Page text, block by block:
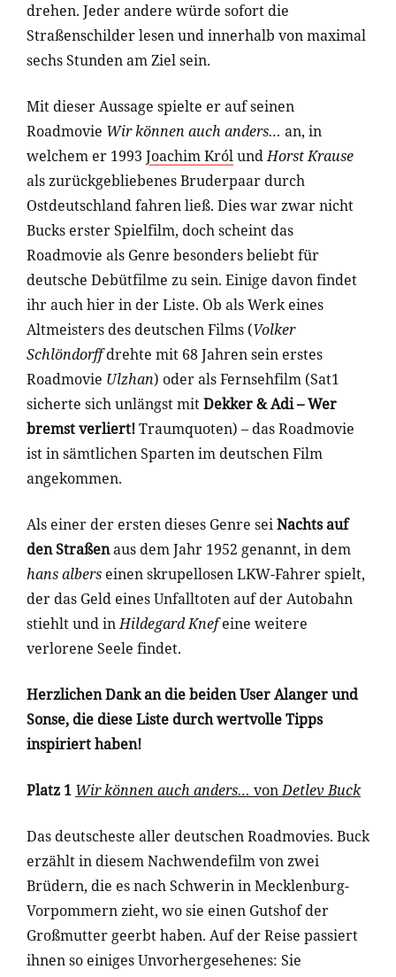
drehen. Jeder andere würde sofort die
Straßenschilder lesen und innerhalb von maximal
sechs Stunden am Ziel sein.
Mit dieser Aussage spielte er auf seinen
Roadmovie Wir können auch anders… an, in
welchem er 1993 Joachim KrólundHorst Krause
als zurückgebliebenes Bruderpaar durch
Ostdeutschland fahren ließ. Dies war zwar nicht
Bucks erster Spielfilm, doch scheint das
Roadmovie als Genre besonders beliebt für
deutsche Debütfilme zu sein. Einige davon findet
ihr auch hier in der Liste. Ob als Werk eines
Altmeisters des deutschen Films (Volker
Schlöndorffdrehte mit 68 Jahren sein erstes
Roadmovie Ulzhan) oder als Fernsehfilm (Sat1
sicherte sich unlängst mitDekker & Adi – Wer
bremst verliert!Traumquoten) – das Roadmovie
ist in sämtlichen Sparten im deutschen Film
angekommen.
Als einer der ersten dieses Genre seiNachts auf
den Straßenaus dem Jahr 1952 genannt, in dem
hans albers einen skrupellosen LKW-Fahrer spielt,
der das Geld eines Unfalltoten auf der Autobahn
stiehlt und inHildegard Knefeine weitere
verlorene Seele findet.
Herzlichen Dank an die beiden User Alanger und
Sonse, die diese Liste durch wertvolle Tipps
inspiriert haben!
Platz 1 Wir können auch anders… vonDetlev Buck
Das deutscheste aller deutschen Roadmovies. Buck
erzählt in diesem Nachwendefilm von zwei
Brüdern, die es nach Schwerin in Mecklenburg-
Vorpommern zieht, wo sie einen Gutshof der
Großmutter geerbt haben. Auf der Reise passiert
ihnen so einiges Unvorhergesehenes: Sie